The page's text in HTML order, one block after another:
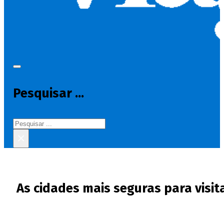
Pesquisar ...
Pesquisar
As cidades mais seguras para